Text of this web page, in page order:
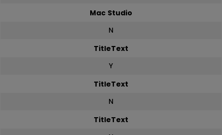
Mac Studio
N
TitleText
Y
TitleText
N
TitleText